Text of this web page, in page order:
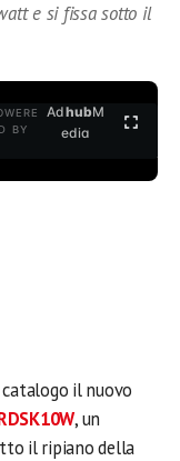
e si fissa sotto il
D BY
AdhubM
edia
il nuovo
, un
il ripiano della